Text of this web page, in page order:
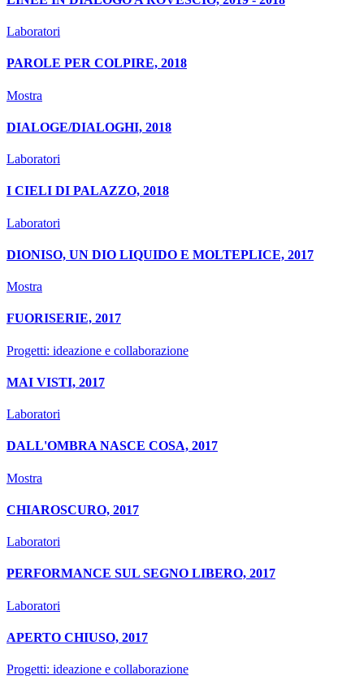
Laboratori
PAROLE PER COLPIRE, 2018
Mostra
DIALOGE/DIALOGHI, 2018
Laboratori
I CIELI DI PALAZZO, 2018
Laboratori
DIONISO, UN DIO LIQUIDO E MOLTEPLICE, 2017
Mostra
FUORISERIE, 2017
Progetti: ideazione e collaborazione
MAI VISTI, 2017
Laboratori
DALL'OMBRA NASCE COSA, 2017
Mostra
CHIAROSCURO, 2017
Laboratori
PERFORMANCE SUL SEGNO LIBERO, 2017
Laboratori
APERTO CHIUSO, 2017
Progetti: ideazione e collaborazione